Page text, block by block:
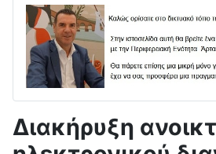
Διακήρυξη